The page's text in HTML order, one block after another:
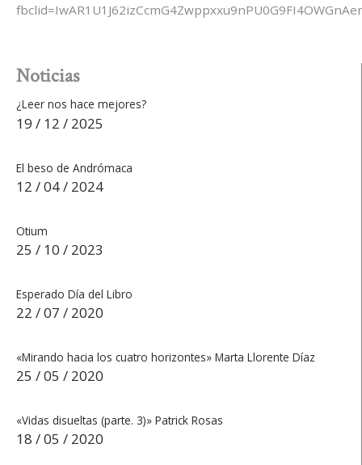
Noticias
¿Leer nos hace mejores?
19 / 12 / 2025
El beso de Andrómaca
12 / 04 / 2024
Otium
25 / 10 / 2023
Esperado Día del Libro
22 / 07 / 2020
«Mirando hacia los cuatro horizontes» Marta Llorente Díaz
25 / 05 / 2020
«Vidas disueltas (parte. 3)» Patrick Rosas
18 / 05 / 2020